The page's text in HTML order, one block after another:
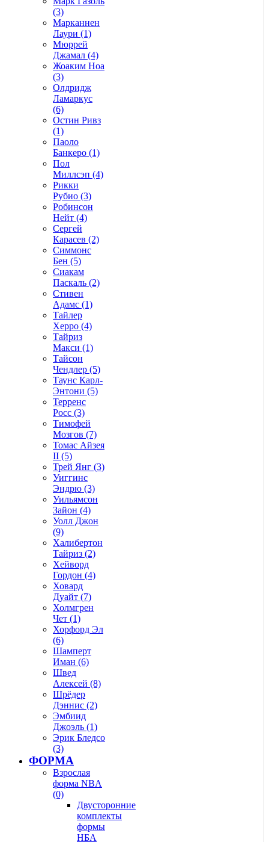
(3)
Марканнен
Лаури (1)
Мюррей
Джамал (4)
Жоаким Ноа
(3)
Олдридж
Ламаркус
(6)
Остин Ривз
(1)
Паоло
Банкеро (1)
Пол
Миллсэп (4)
Рикки
Рубио (3)
Робинсон
Нейт (4)
Сергей
Карасев (2)
Симмонс
Бен (5)
Сиакам
Паскаль (2)
Стивен
Адамс (1)
Тайлер
Херро (4)
Тайриз
Макси (1)
Тайсон
Чендлер (5)
Таунс Карл-
Энтони (5)
Терренс
Росс (3)
Тимофей
Мозгов (7)
Томас Айзея
II (5)
Трей Янг (3)
Уиггинс
Эндрю (3)
Уильямсон
Зайон (4)
Уолл Джон
(9)
Халибертон
Тайриз (2)
Хейворд
Гордон (4)
Ховард
Дуайт (7)
Холмгрен
Чет (1)
Хорфорд Эл
(6)
Шамперт
Иман (6)
Швед
Алексей (8)
Шрёдер
Дэннис (2)
Эмбиид
Джоэль (1)
Эрик Бледсо
(3)
ФОРМА
Взрослая
форма NBA
(0)
Двусторонние
комплекты
формы
НБА